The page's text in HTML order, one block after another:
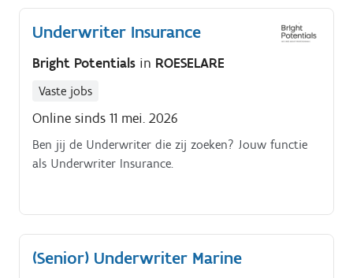
Underwriter Insurance
Bright Potentials in ROESELARE
Vaste jobs
Online sinds 11 mei. 2026
Ben jij de Underwriter die zij zoeken? Jouw functie
als Underwriter Insurance.
(Senior) Underwriter Marine